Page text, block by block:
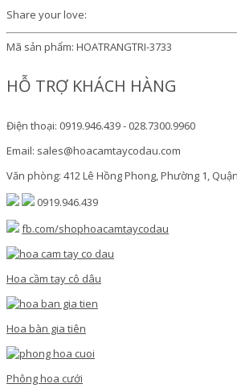
Share your love:
Mã sản phẩm: HOATRANGTRI-3733
HỖ TRỢ KHÁCH HÀNG
Điện thoại: 0919.946.439 - 028.7300.9960
Email: sales@hoacamtaycodau.com
Văn phòng: 412 Lê Hồng Phong, Phường 1,
0919.946.439
fb.com/shophoacamtaycodau
Hoa cầm tay cô dâu
Hoa bàn gia tiên
Phông hoa cưới